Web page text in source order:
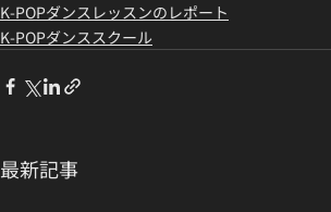
K-POPダンスレッスンのレポート
K-POPダンススクール
最新記事